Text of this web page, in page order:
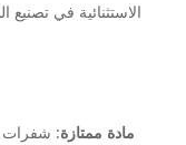
الاستثنائية في
مادة ممتازة: شفرات